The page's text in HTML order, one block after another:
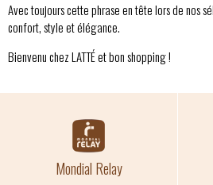
Avec toujours cette phrase en tête lors de nos
confort, style et élégance.
Bienvenu chez LATTÉ et bon shopping !
Mondial Relay